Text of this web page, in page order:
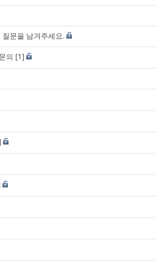
문을 남겨주세요.
의 [1]